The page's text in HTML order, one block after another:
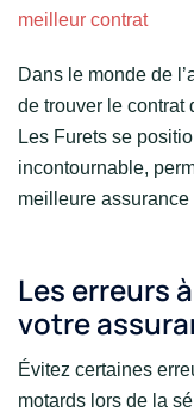
meilleur contrat
Dans le monde de
de trouver le contrat
Les Furets se
incontournable,
meilleure
Les erreurs
votre
Évitez certaines
motards lors de la